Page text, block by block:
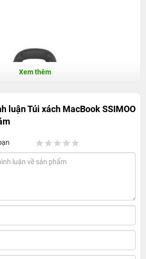
hiệu SSIMOO
hiệu nổi bật trong ngành phụ
biệt là các sản phẩm dành cho
Với những thiết kế tinh tế, chất liệu
Xem thêm
luậnTúi xách MacBook SSIMOO